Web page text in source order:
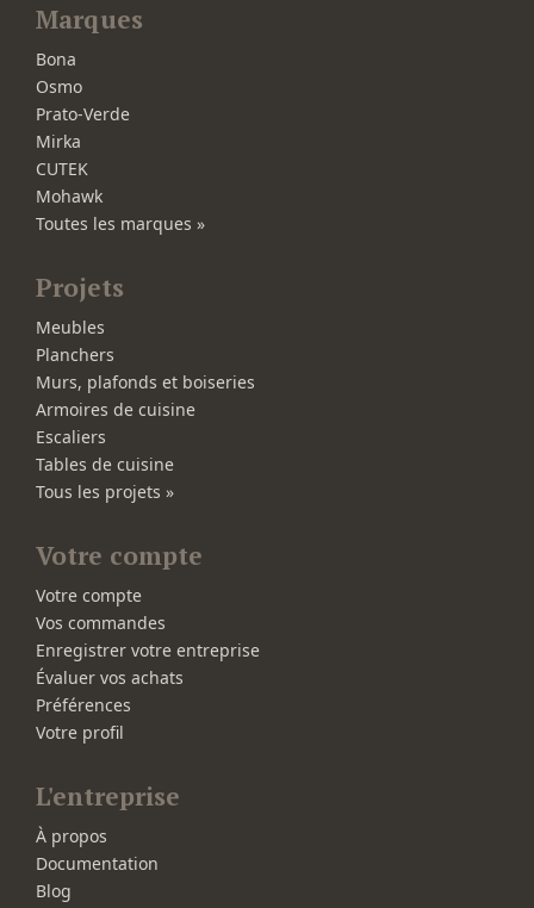
Marques
Bona
Osmo
Prato-Verde
Mirka
CUTEK
Mohawk
Toutes les marques »
Projets
Meubles
Planchers
Murs, plafonds et boiseries
Armoires de cuisine
Escaliers
Tables de cuisine
Tous les projets »
Votre compte
Votre compte
Vos commandes
Enregistrer votre entreprise
Évaluer vos achats
Préférences
Votre profil
L'entreprise
À propos
Documentation
Blog